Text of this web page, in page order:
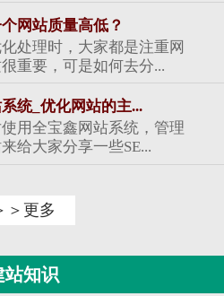
网站质量高低？
处理时，大家都是注重网
重要，可是如何去分...
统_优化网站的主...
用全宝鑫网站系统，管理
给大家分享一些SE...
＞更多
站知识